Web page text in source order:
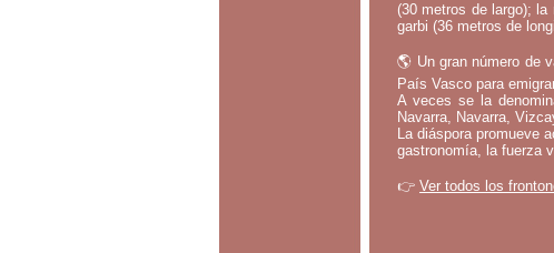
(30 metros de largo);
garbi (36 metros de
🌎 Un gran número de
País Vasco para
A veces se la
Navarra, Navarra,
La diáspora promueve
gastronomía, la fuerza
👉 Ver todos los